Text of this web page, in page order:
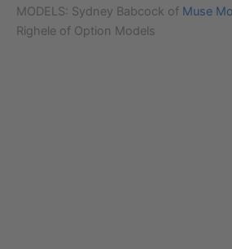
MODELS: Sydney Babcock of Muse
Righele of Option Models